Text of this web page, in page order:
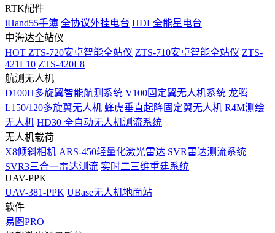
RTK配件
iHand55手簿 全协议外挂电台 HDL全能星电台
中海达全站仪
HOT ZTS-720安卓智能全站仪 ZTS-710安卓智能全站仪 ZTS-
421L10 ZTS-420L8
航测无人机
D100H多旋翼智能航测系统 V100固定翼无人机系统 龙腾
L150/120多旋翼无人机 蜂虎垂直起降固定翼无人机 R4M测绘
无人机 HD30 全自动无人机测流系统
无人机载荷
X8倾斜相机 ARS-450轻量化激光雷达 SVR雷达测流系统
SVR3三合一雷达测流 实时二三维重建系统
UAV-PPK
UAV-381-PPK UBase无人机地面站
软件
易图PRO